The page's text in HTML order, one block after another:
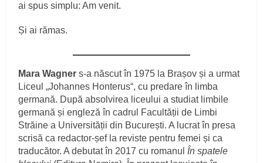
ai spus simplu: Am venit.
Și ai rămas.
Mara Wagner s-a născut în 1975 la Brașov și a urmat
Liceul „Johannes Honterus“, cu predare în limba
germană. După absolvirea liceului a studiat limbile
germană și engleză în cadrul Facultății de Limbi
Străine a Universității din București. A lucrat în presa
scrisă ca redactor-șef la reviste pentru femei și ca
traducător. A debutat în 2017 cu romanul În spatele